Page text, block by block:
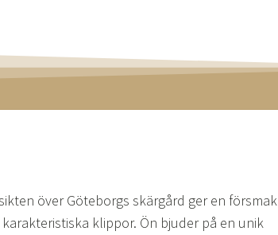
över Göteborgs skärgård ger en försmak
klippor. Ön bjuder på en unik